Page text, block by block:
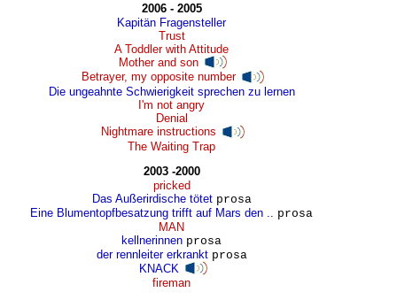
2006 - 2005
Kapitän Fragensteller
Trust
A Toddler with Attitude
Mother and son
Betrayer, my opposite number
Die ungeahnte Schwierigkeit sprechen zu lernen
I'm not angry
Denial
Nightmare instructions
The Waiting Trap
2003 -2000
pricked
Das Außerirdische tötet prosa
Eine Blumentopfbesatzung trifft auf Mars den ..
prosa
MAN
kellnerinnen prosa
der rennleiter erkrankt prosa
KNACK
fireman